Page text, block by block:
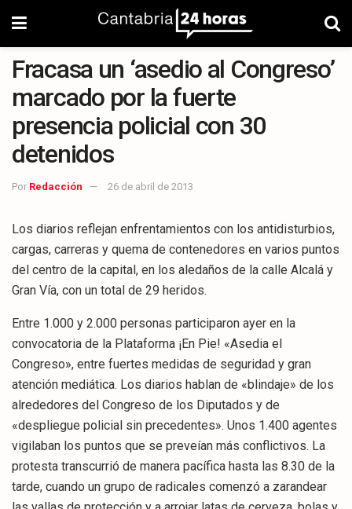
Fracasa un ‘asedio al Congreso’
marcado por la fuerte
presencia policial con 30
detenidos
Por Redacción 26 de abril de 2013
Los diarios reflejan enfrentamientos con los antidisturbios,
cargas, carreras y quema de contenedores en varios puntos
del centro de la capital, en los aledaños de la calle Alcalá y
Gran Vía, con un total de 29 heridos.
Entre 1.000 y 2.000 personas participaron ayer en la
convocatoria de la Plataforma ¡En Pie! «Asedia el
Congreso», entre fuertes medidas de seguridad y gran
atención mediática. Los diarios hablan de «blindaje» de los
alrededores del Congreso de los Diputados y de
«despliegue policial sin precedentes». Unos 1.400 agentes
vigilaban los puntos que se preveían más conflictivos. La
protesta transcurrió de manera pacífica hasta las 8.30 de la
tarde, cuando un grupo de radicales comenzó a zarandear